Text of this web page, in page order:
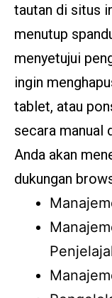
tautan di situs
menutup
menyetujui
ingin
tablet, atau
secara manual
Anda akan
dukungan